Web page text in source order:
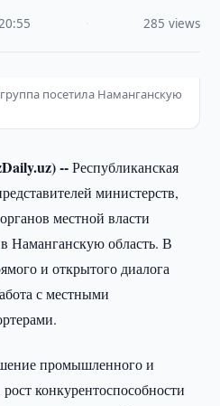
285 views
посетила Наманганскую
--Республиканская
министерств,
местной власти
Наманганскую область. В
и открытого диалога
с местными
промышленного и
конкурентоспособности